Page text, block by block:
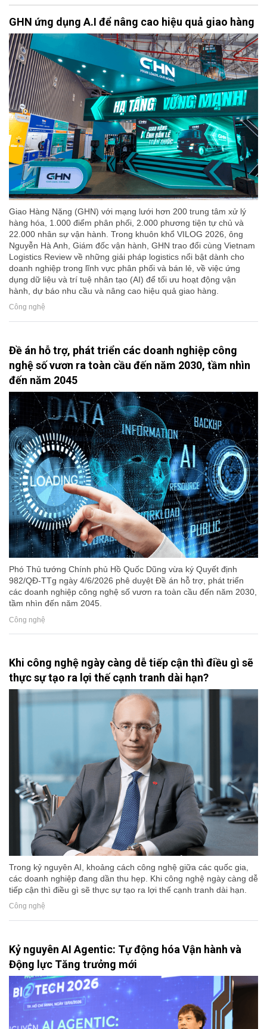
GHN ứng dụng A.I để nâng cao hiệu quả giao hàng
Giao Hàng Nặng (GHN) với mạng lưới hơn 200 trung tâm xử lý
hàng hóa, 1.000 điểm phân phối, 2.000 phương tiện tự chủ và
22.000 nhân sự vận hành. Trong khuôn khổ VILOG 2026, ông
Nguyễn Hà Anh, Giám đốc vận hành, GHN trao đổi cùng Vietnam
Logistics Review về những giải pháp logistics nổi bật dành cho
doanh nghiệp trong lĩnh vực phân phối và bán lẻ, về việc ứng
dụng dữ liệu và trí tuệ nhân tạo (AI) để tối ưu hoạt động vận
hành, dự báo nhu cầu và nâng cao hiệu quả giao hàng.
Công nghệ
Đề án hỗ trợ, phát triển các doanh nghiệp công
nghệ số vươn ra toàn cầu đến năm 2030, tầm nhìn
đến năm 2045
Phó Thủ tướng Chính phủ Hồ Quốc Dũng vừa ký Quyết định
982/QĐ-TTg ngày 4/6/2026 phê duyệt Đề án hỗ trợ, phát triển
các doanh nghiệp công nghệ số vươn ra toàn cầu đến năm 2030,
tầm nhìn đến năm 2045.
Công nghệ
Khi công nghệ ngày càng dễ tiếp cận thì điều gì sẽ
thực sự tạo ra lợi thế cạnh tranh dài hạn?
Trong kỷ nguyên AI, khoảng cách công nghệ giữa các quốc gia,
các doanh nghiệp đang dần thu hẹp. Khi công nghệ ngày càng dễ
tiếp cận thì điều gì sẽ thực sự tạo ra lợi thế cạnh tranh dài hạn.
Công nghệ
Kỷ nguyên AI Agentic: Tự động hóa Vận hành và
Động lực Tăng trưởng mới